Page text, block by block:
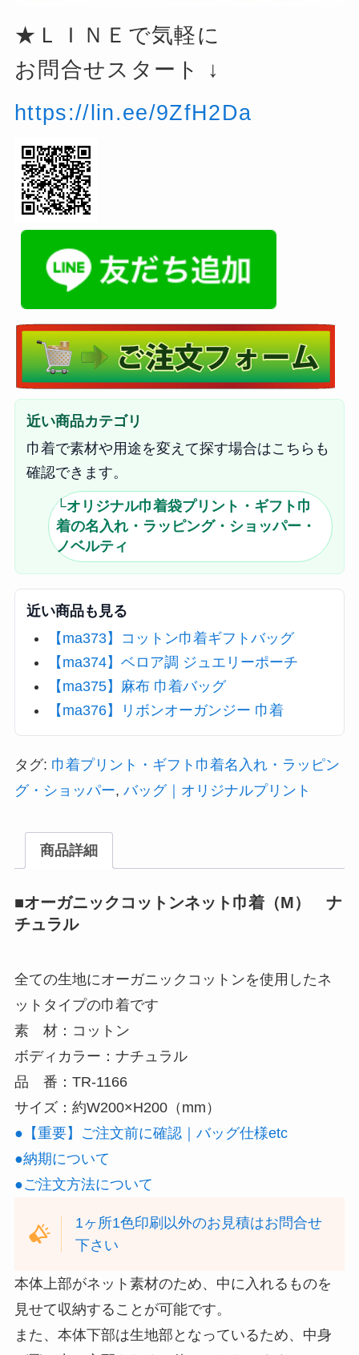
★ＬＩＮＥで気軽に
お問合せスタート ↓
https://lin.ee/9ZfH2Da
近い商品カテゴリ
巾着で素材や用途を変えて探す場合はこちらも
確認できます。
└オリジナル巾着袋プリント・ギフト巾
着の名入れ・ラッピング・ショッパー・
ノベルティ
近い商品も見る
【ma373】コットン巾着ギフトバッグ
【ma374】ベロア調 ジュエリーポーチ
【ma375】麻布 巾着バッグ
【ma376】リボンオーガンジー 巾着
タグ: 巾着プリント・ギフト巾着名入れ・ラッピン
グ・ショッパー, バッグ｜オリジナルプリント
商品詳細
■オーガニックコットンネット巾着（M） ナ
チュラル
全ての生地にオーガニックコットンを使用したネ
ットタイプの巾着です
素 材： コットン
ボディカラー：ナチュラル
品 番：TR-1166
サイズ：約W200×H200（mm）
●【重要】ご注文前に確認｜バッグ仕様etc
●納期について
●ご注文方法について
1ヶ所1色印刷以外のお見積はお問合せ
下さい
本体上部がネット素材のため、中に入れるものを
見せて収納することが可能です。
また、本体下部は生地部となっているため、中身